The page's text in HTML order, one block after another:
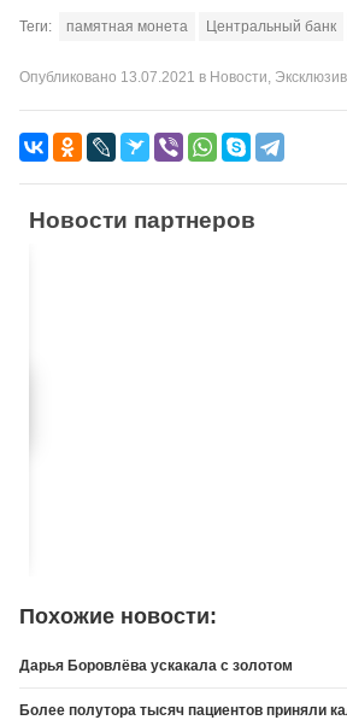
Теги: памятная монета Центральный банк
Опубликовано 13.07.2021 в Новости, Эксклюзив
Новости партнеров
Похожие новости:
Дарья Боровлёва ускакала с золотом
Более полутора тысяч пациентов приняли